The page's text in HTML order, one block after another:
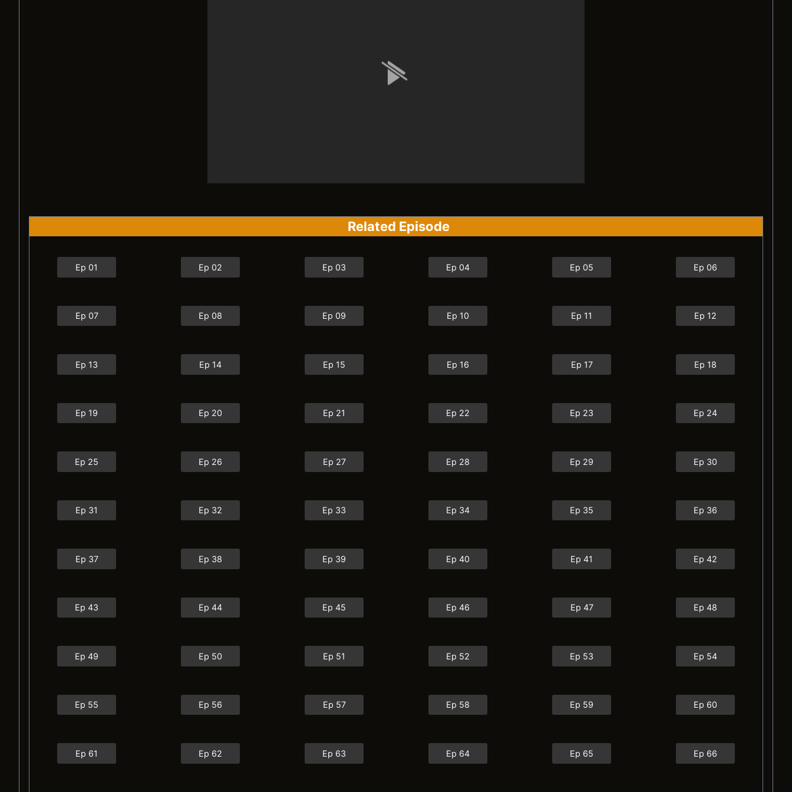
Related Episode
Ep 01 Ep 02 Ep 03 Ep 04 Ep 05 Ep 06
Ep 07 Ep 08 Ep 09 Ep 10 Ep 11 Ep 12
Ep 13 Ep 14 Ep 15 Ep 16 Ep 17 Ep 18
Ep 19 Ep 20 Ep 21 Ep 22 Ep 23 Ep 24
Ep 25 Ep 26 Ep 27 Ep 28 Ep 29 Ep 30
Ep 31 Ep 32 Ep 33 Ep 34 Ep 35 Ep 36
Ep 37 Ep 38 Ep 39 Ep 40 Ep 41 Ep 42
Ep 43 Ep 44 Ep 45 Ep 46 Ep 47 Ep 48
Ep 49 Ep 50 Ep 51 Ep 52 Ep 53 Ep 54
Ep 55 Ep 56 Ep 57 Ep 58 Ep 59 Ep 60
Ep 61 Ep 62 Ep 63 Ep 64 Ep 65 Ep 66